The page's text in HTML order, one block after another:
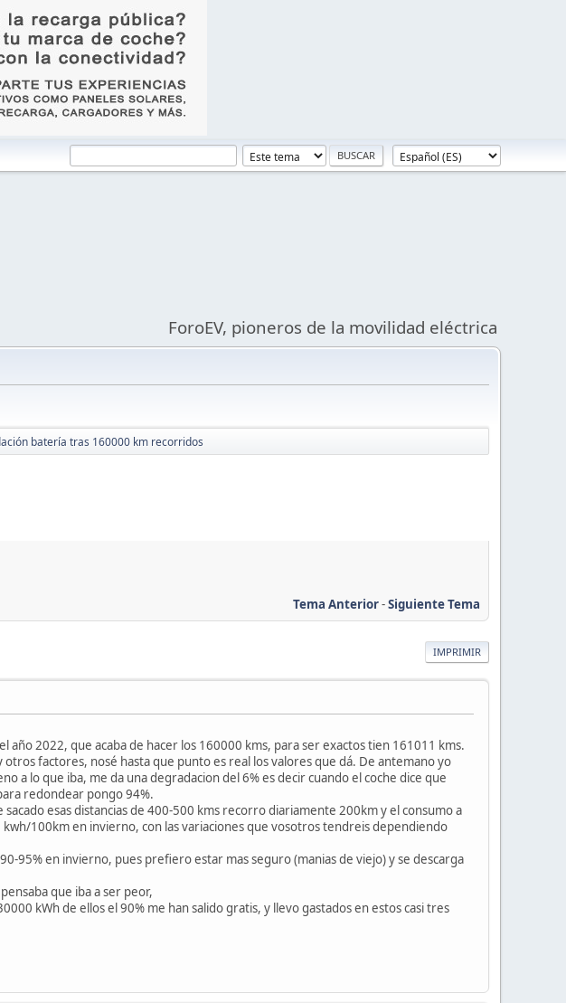
ForoEV, pioneros de la movilidad eléctrica
batería tras 160000 km recorridos
Tema Anterior-Siguiente Tema
IMPRIMIR
2022, que acaba de hacer los 160000 kms, para ser exactos tien 161011 kms.
factores, nosé hasta que punto es real los valores que dá. De antemano yo
a lo que iba, me da una degradacion del 6% es decir cuando el coche dice que
redondear pongo 94%.
esas distancias de 400-500 kms recorro diariamente 200km y el consumo a
100km en invierno, con las variaciones que vosotros tendreis dependiendo
95% en invierno, pues prefiero estar mas seguro (manias de viejo) y se descarga
que iba a ser peor,
kWh de ellos el 90% me han salido gratis, y llevo gastados en estos casi tres